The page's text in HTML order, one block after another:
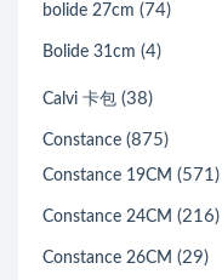
bolide 27cm (74)
Bolide 31cm (4)
Calvi 卡包 (38)
Constance (875)
Constance 19CM (571)
Constance 24CM (216)
Constance 26CM (29)